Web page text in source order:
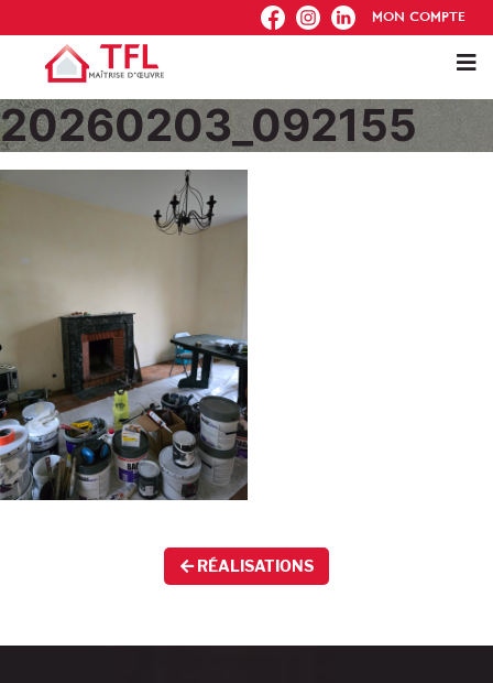
FB IG IN MON COMPTE
20260203_092155
RÉALISATIONS